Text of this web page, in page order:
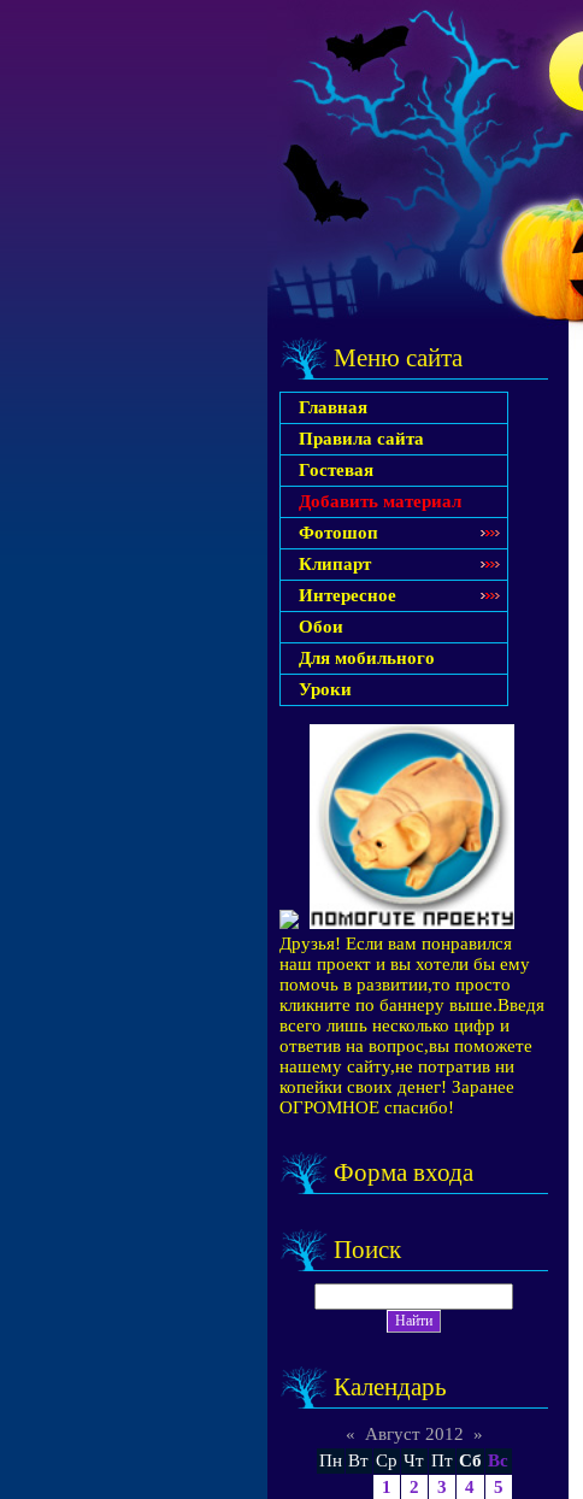
Меню сайта
Главная
Правила сайта
Гостевая
Добавить материал
Фотошоп
Клипарт
Интересное
Обои
Для мобильного
Уроки
Друзья! Если вам понравился
наш проект и вы хотели бы ему
помочь в развитии,то просто
кликните по баннеру выше.Введя
всего лишь несколько цифр и
ответив на вопрос,вы поможете
нашему сайту,не потратив ни
копейки своих денег! Заранее
ОГРОМНОЕ спасибо!
Форма входа
Поиск
Календарь
« Август 2012
»
Пн Вт Ср Чт Пт Сб Вс
1
2 3 4
5